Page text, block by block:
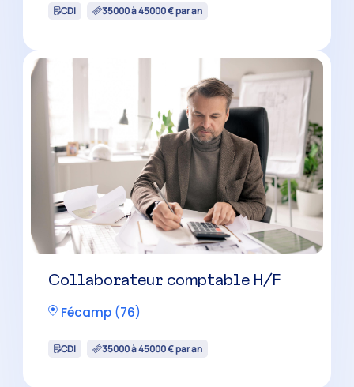
CDI 35000 à 45000 € par an
Collaborateur comptable H/F
Fécamp (76)
CDI 35000 à 45000 € par an